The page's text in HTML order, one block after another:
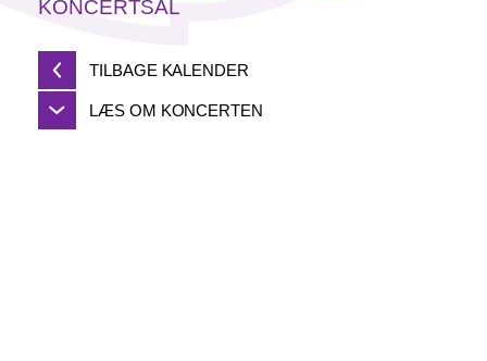
KONCERTSAL
TILBAGE KALENDER
LÆS OM KONCERTEN